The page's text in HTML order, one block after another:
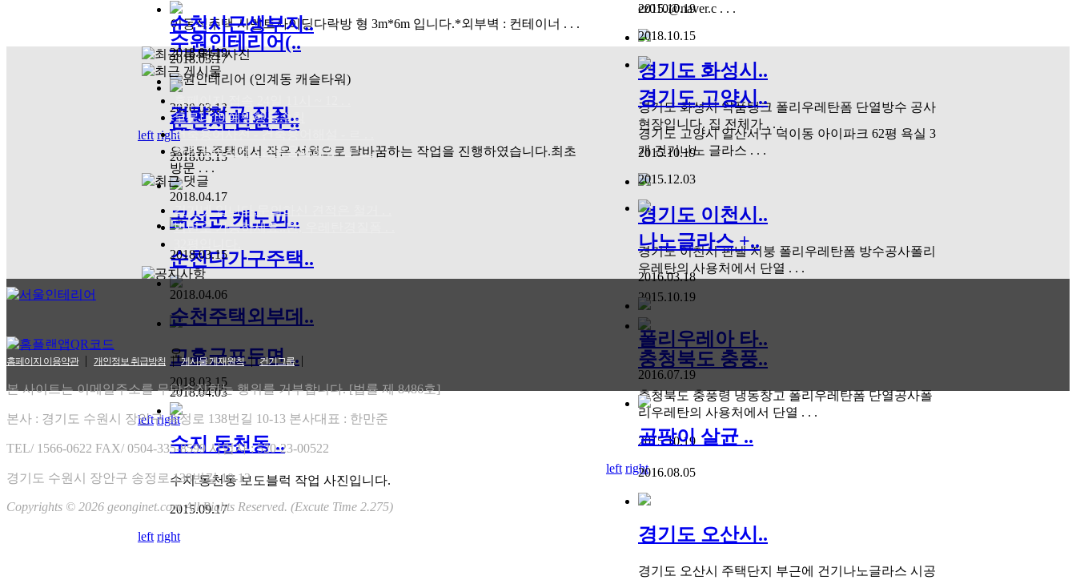
수원인테리어(..
수원인테리어 (인계동 캐슬타워)
2020.03.12
left right
이동식주택 시멘트사이딩다락방 형 3m*6m 입니다.*외부벽 : 컨테이너 . . .
2018.04.19
경량철골 집짓..
오래된 주택에서 작은 선원으로 탈바꿈하는 작업을 진행하였습니다.최초
방문 . . .
2018.04.17
순천다가구주택..
2018.04.06
고흥군포두면 ..
2018.04.03
left right
2015.10.19
경기도 화성시..
경기도 화성시 약품탱크 폴리우레탄폼 단열방수 공사
현장입니다. 집 전체가 . . .
2015.10.19
경기도 이천시..
경기도 이천시 판낼 지붕 폴리우레탄폼 방수공사폴리
우레탄의 사용처에서 단열 . . .
2015.10.19
충청북도 충풍..
충청북도 충풍령 냉동창고 폴리우레탄폼 단열공사폴
리우레탄의 사용처에서 단열 . . .
2015.10.19
left right
순천시근생부지..
2018.03.17
순천시 전원주..
2018.03.15
곡성군 캐노피..
2018.03.15
순천주택외부데..
오
2018.03.15
수지 동천동 ..
수지 동천동 보도블럭 작업 사진입니다.
2015.09.17
left right
ez010@naver.c . . .
2018.10.15
경기도 고양시..
경기도 고양시 일산서구 덕이동 아이파크 62평 욕실 3
개 건기나노 글라스 . . .
2015.12.03
나노글라스 +..
2016.03.18
폴리우레아 타..
2016.07.19
곰팡이 살균 ..
2016.08.05
경기도 오산시..
경기도 오산시 주택단지 부근에 건기나노글라스 시공
홈페이지 접속 24일 11시 ~ 12 . .
코로나19 예방행동수칙
건축용어사전 - 건축용어해설 - ㄹ . .
건축용어사전 - 건축용어해설 - ㄷ . .
건기넷 입니다.문의하신 견적은 철거 . .
벽면도 가능하세요..단, 우레탄경질폼 . .
건기넷 사랑의 집짖기 참여 하였습니다 . .
건기그룹 신사업 부문 경력사원 모집
2026.02
일
월 화 수 목 금
토
02 03
08 09 10 11 12 13 14
16 17 18 19 20 21
22 23 24 25 26 27 28
RSS 2.0|ATOM 0.3
Total : 3,646,098
Yesterday : 4,825
Today : 1,355
홈페이지 이용약관 | 개인정보 취급방침 | 게시물 게재원칙 | 건기그룹 |
본 사이트는 이메일주소를 무단수집하는 행위를 거부합니다. [법률 제 8486호]
본사 : 경기도 수원시 장안구 송정로 138번길 10-13 본사대표 : 한만준
TEL/ 1566-0622 FAX/ 0504-335-8599 사업자 : 520-23-00522
경기도 수원시 장안구 송정로 138번길 10-13
Copyrights © 2026 geonginet.com All Rights Reserved. (Excute Time 2.275)